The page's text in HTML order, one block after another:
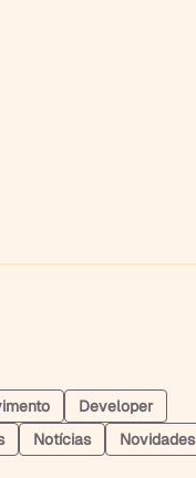
Developer
Notícias
Novidades